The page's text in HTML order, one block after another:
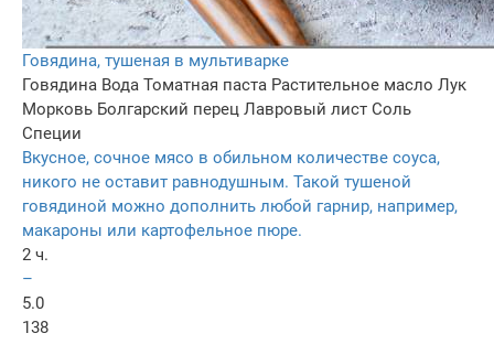
Говядина, тушеная в мультиварке
Говядина Вода Томатная паста Растительное масло Лук
Морковь Болгарский перец Лавровый лист Соль
Специи
Вкусное, сочное мясо в обильном количестве соуса,
никого не оставит равнодушным. Такой тушеной
говядиной можно дополнить любой гарнир, например,
макароны или картофельное пюре.
2 ч.
–
5.0
138